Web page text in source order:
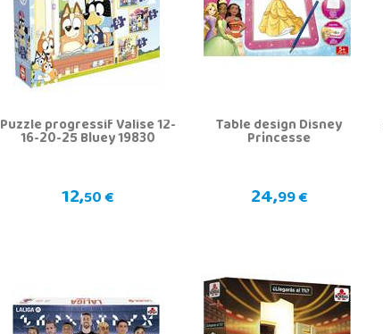
Puzzle progressif Valise 12-
16-20-25 Bluey 19830
12,50 €
Table design Disney
Princesse
24,99 €